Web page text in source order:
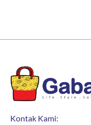
Kontak Kami: